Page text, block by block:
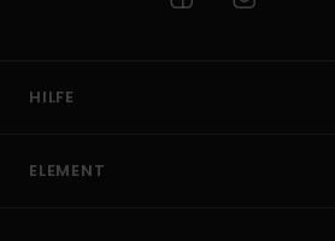
HILFE
ELEMENT